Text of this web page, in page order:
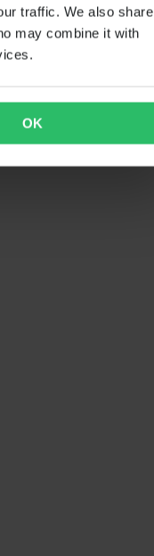
traffic. We also share
may combine it with
OK